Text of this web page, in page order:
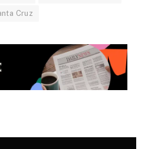
Cruz